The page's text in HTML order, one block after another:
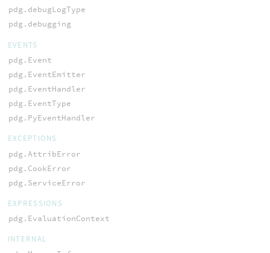
pdg.debugLogType
pdg.debugging
EVENTS
pdg.Event
pdg.EventEmitter
pdg.EventHandler
pdg.EventType
pdg.PyEventHandler
EXCEPTIONS
pdg.AttribError
pdg.CookError
pdg.ServiceError
EXPRESSIONS
pdg.EvaluationContext
INTERNAL